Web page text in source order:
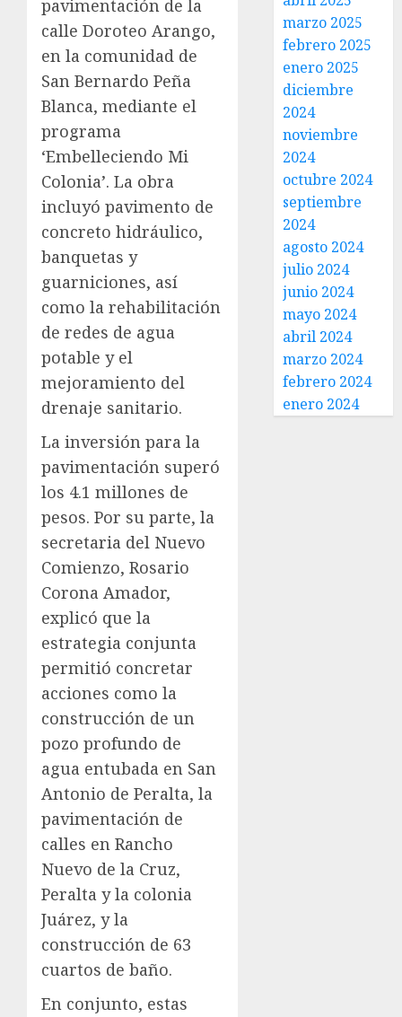
pavimentación de la
calle Doroteo Arango,
en la comunidad de
San Bernardo Peña
Blanca, mediante el
programa
‘Embelleciendo Mi
Colonia’. La obra
incluyó pavimento de
concreto hidráulico,
banquetas y
guarniciones, así
como la rehabilitación
de redes de agua
potable y el
mejoramiento del
drenaje sanitario.
La inversión para la
pavimentación superó
los 4.1 millones de
pesos. Por su parte, la
secretaria del Nuevo
Comienzo, Rosario
Corona Amador,
explicó que la
estrategia conjunta
permitió concretar
acciones como la
construcción de un
pozo profundo de
agua entubada en San
Antonio de Peralta, la
pavimentación de
calles en Rancho
Nuevo de la Cruz,
Peralta y la colonia
Juárez, y la
construcción de 63
cuartos de baño.
En conjunto, estas
marzo 2025
febrero 2025
enero 2025
diciembre
2024
noviembre
2024
octubre 2024
septiembre
2024
agosto 2024
julio 2024
junio 2024
mayo 2024
abril 2024
marzo 2024
febrero 2024
enero 2024